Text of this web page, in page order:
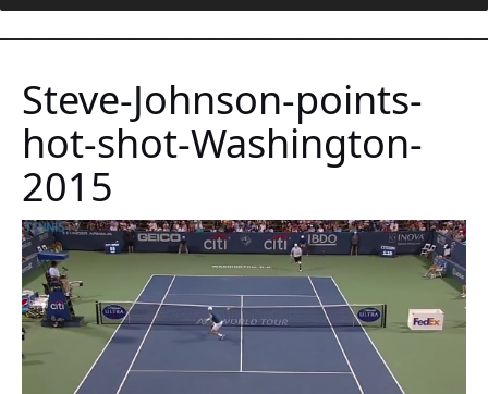
content
Steve-Johnson-points-
hot-shot-Washington-
2015